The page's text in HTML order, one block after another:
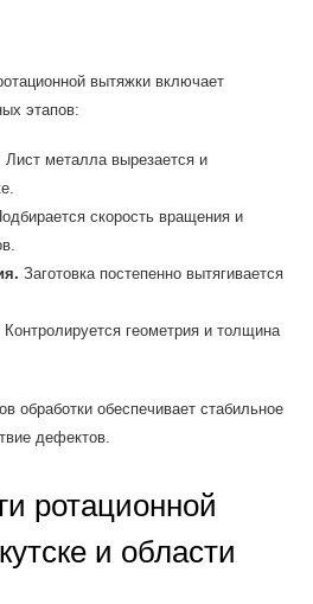
вытяжки включает
этапов:
Лист металла вырезается и
скорость вращения и
Заготовка постепенно вытягивается
Контролируется геометрия и толщина
обработки обеспечивает стабильное
дефектов.
ротационной
и области